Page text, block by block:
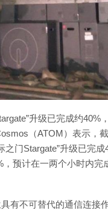
升级已完成约40%
（ATOM）表示，
之门Stargate”升级已完
预计在一两个小时内完
有不可替代的通信连接